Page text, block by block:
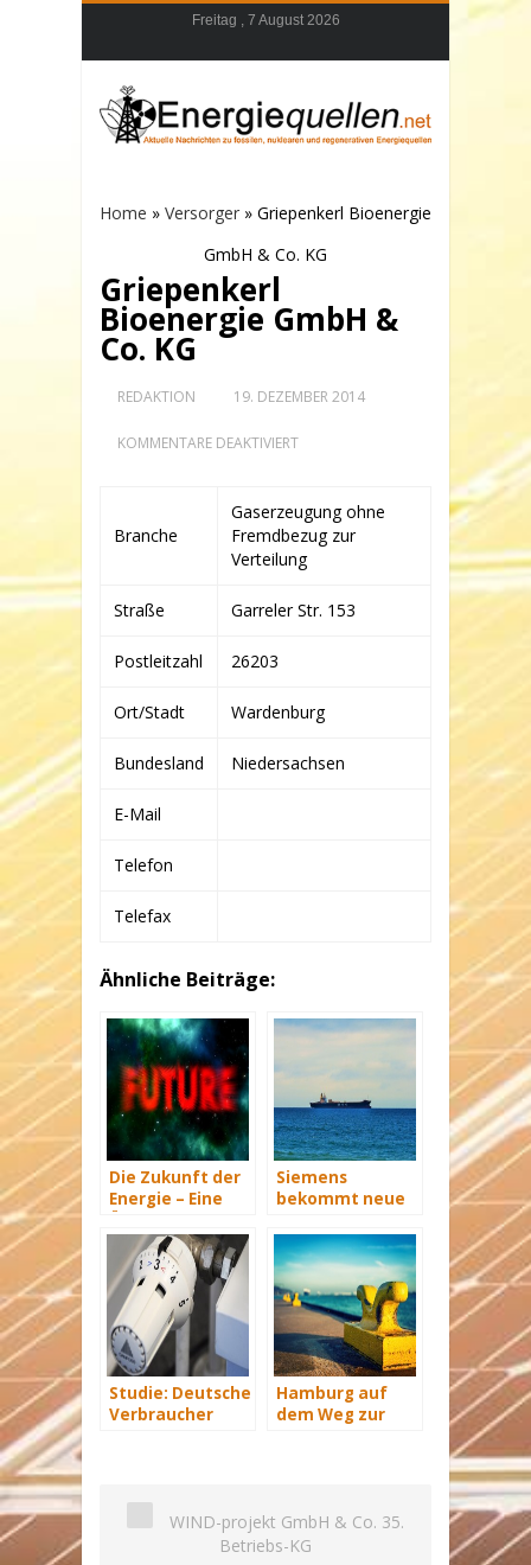
Freitag , 7 August 2026
Home » Versorger » Griepenkerl Bioenergie
GmbH & Co. KG
Griepenkerl
Bioenergie GmbH &
Co. KG
REDAKTION 19. DEZEMBER 2014
KOMMENTARE DEAKTIVIERTFÜR
&
CO.
KG
Branche
Gaserzeugung ohne
Fremdbezug zur
Verteilung
Straße Garreler Str. 153
Postleitzahl 26203
Ort/Stadt Wardenburg
Bundesland Niedersachsen
E-Mail
Telefon
Telefax
Ähnliche Beiträge:
Die Zukunft der
Energie – Eine
Siemens
bekommt neue
Schiffe
Studie: Deutsche
Verbraucher
Hamburg auf
dem Weg zur
WIND-projekt GmbH & Co. 35.
Betriebs-KG